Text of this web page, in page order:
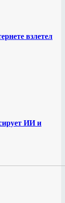
взлетел
ИИ и